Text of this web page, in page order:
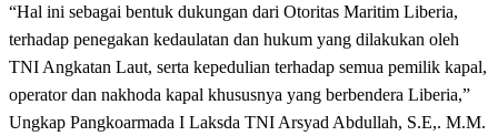
“Hal ini sebagai bentuk dukungan dari Otoritas Maritim Liberia,
terhadap penegakan kedaulatan dan hukum yang dilakukan oleh
TNI Angkatan Laut, serta kepedulian terhadap semua pemilik kapal,
operator dan nakhoda kapal khususnya yang berbendera Liberia,”
Ungkap Pangkoarmada I Laksda TNI Arsyad Abdullah, S.E,. M.M.